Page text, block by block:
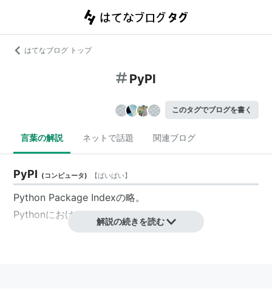
はてなブログ トップ
PyPI
このタグでブログを書く
言葉の解説 ネットで話題 関連ブログ
PyPI (コンピュータ) 【ぱいぱい】
Python Package Indexの略。
PythonにおけるCPANのようなもの。
解説の続きを読む